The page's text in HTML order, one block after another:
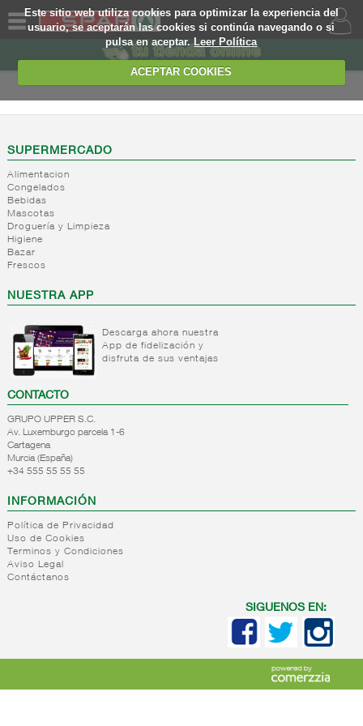
Este sitio web utiliza cookies para optimizar la experiencia del
usuario, se aceptarán las cookies si continúa navegando o si
pulsa en aceptar.Leer Política
ACEPTAR COOKIES
SOMOS
WEB
EJEMPLO
SUPERMERCADO
Alimentacion
Congelados
Bebidas
Mascotas
Droguería y Limpieza
Higiene
Bazar
Frescos
NUESTRA APP
Descarga ahora nuestra
App de fidelización y
disfruta de sus ventajas
CONTACTO
GRUPO UPPER S.C.
Av. Luxemburgo parcela 1-6
Cartagena
Murcia (España)
+34 555 55 55 55
INFORMACIÓN
Política de Privacidad
Uso de Cookies
Terminos y Condiciones
Aviso Legal
Contáctanos
SIGUENOS EN: